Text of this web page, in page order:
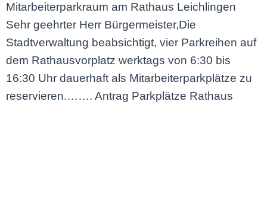
Mitarbeiterparkraum am Rathaus Leichlingen
Sehr geehrter Herr Bürgermeister,Die
Stadtverwaltung beabsichtigt, vier Parkreihen auf
dem Rathausvorplatz werktags von 6:30 bis
16:30 Uhr dauerhaft als Mitarbeiterparkplätze zu
reservieren.……. Antrag Parkplätze Rathaus